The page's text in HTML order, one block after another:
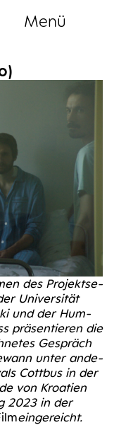
Menü
des Pro­jekt­se­
Uni­ver­si­tät
und der Hum­
prä­sen­tie­ren die
Gespräch
unter ande­
Cott­bus in der
von Kroa­ti­en
2023 in der
ein­ge­reicht.